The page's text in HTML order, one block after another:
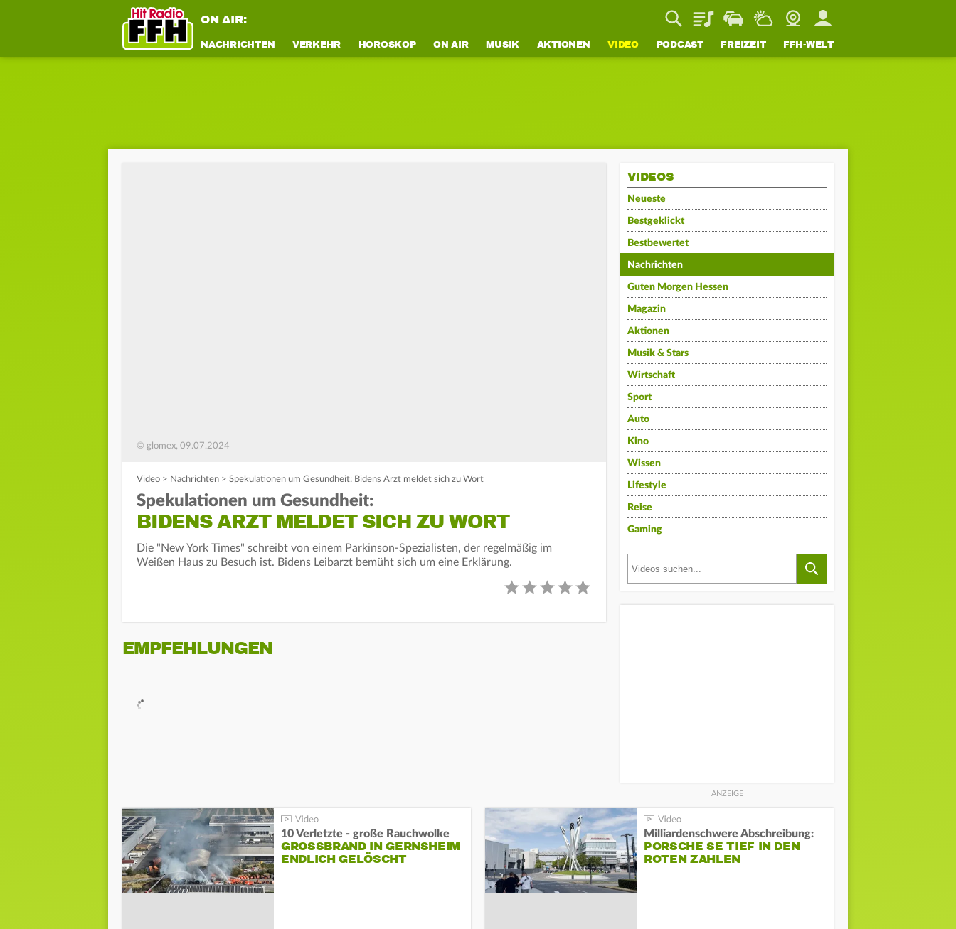
ON AIR: PlaylistStaupilotWetterWebcamMein FFH
NACHRICHTEN VERKEHR HOROSKOP ON AIR MUSIK AKTIONEN VIDEO PODCAST FREIZEIT FFH-WELT
© glomex, 09.07.2024
Video > Nachrichten > Spekulationen um Gesundheit: Bidens Arzt meldet sich zu Wort
Spekulationen um Gesundheit:
BIDENS ARZT MELDET SICH ZU WORT
Die "New York Times" schreibt von einem Parkinson-Spezialisten, der regelmäßig im
Weißen Haus zu Besuch ist. Bidens Leibarzt bemüht sich um eine Erklärung.
EMPFEHLUNGEN
VIDEOS
Neueste
Bestgeklickt
Bestbewertet
Nachrichten
Guten Morgen Hessen
Magazin
Aktionen
Musik & Stars
Wirtschaft
Sport
Auto
Kino
Wissen
Lifestyle
Reise
Gaming
10 Verletzte - große Rauchwolke
GROSSBRAND IN GERNSHEIM E
NDLICH GELÖSCHT
Milliardenschwere Abschreibung:
PORSCHE SE TIEF IN DEN
ROTEN ZAHLEN